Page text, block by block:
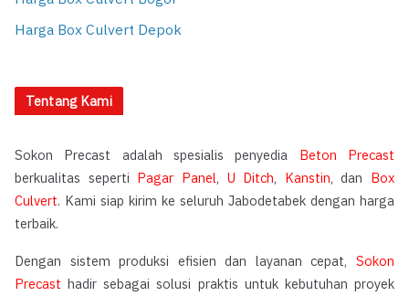
Harga Box Culvert Depok
Tentang Kami
Sokon Precast adalah spesialis penyedia Beton Precast
berkualitas seperti Pagar Panel, U Ditch, Kanstin, dan Box
Culvert. Kami siap kirim ke seluruh Jabodetabek dengan harga
terbaik.
Dengan sistem produksi efisien dan layanan cepat, Sokon
Precast hadir sebagai solusi praktis untuk kebutuhan proyek